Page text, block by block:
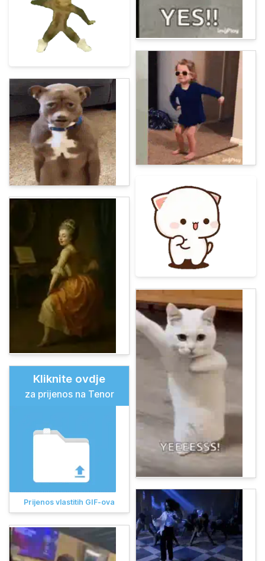
Kliknite ovdje
za prijenos na Tenor
Prijenos vlastitih GIF-ova